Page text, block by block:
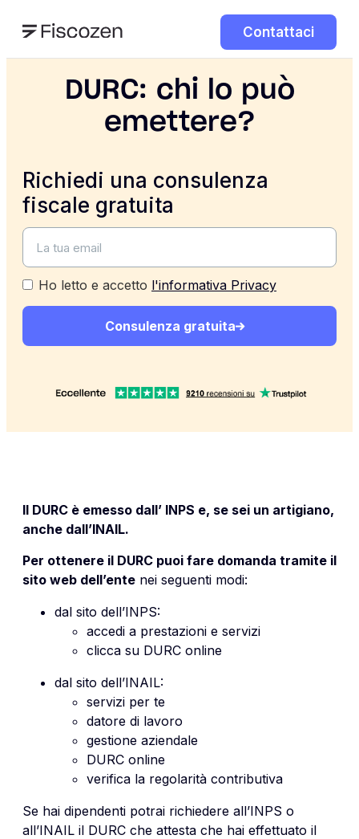
Contattaci
DURC: chi lo può
emettere?
Richiedi una consulenza
fiscale gratuita
Ho letto e accetto l'informativa Privacy
Consulenza gratuita
Il DURC è emesso dall’ INPS e, se sei un artigiano,
anche dall’INAIL.
Per ottenere il DURC puoi fare domanda tramite il
sito web dell’ente nei seguenti modi:
dal sito dell’INPS:
accedi a prestazioni e servizi
clicca su DURC online
dal sito dell’INAIL:
servizi per te
datore di lavoro
gestione aziendale
DURC online
verifica la regolarità contributiva
Se hai dipendenti potrai richiedere all’INPS o
all’INAIL il DURC che attesta che hai effettuato il